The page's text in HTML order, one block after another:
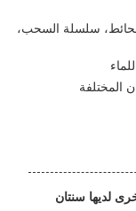
سلسلة السحب،
المختلفة